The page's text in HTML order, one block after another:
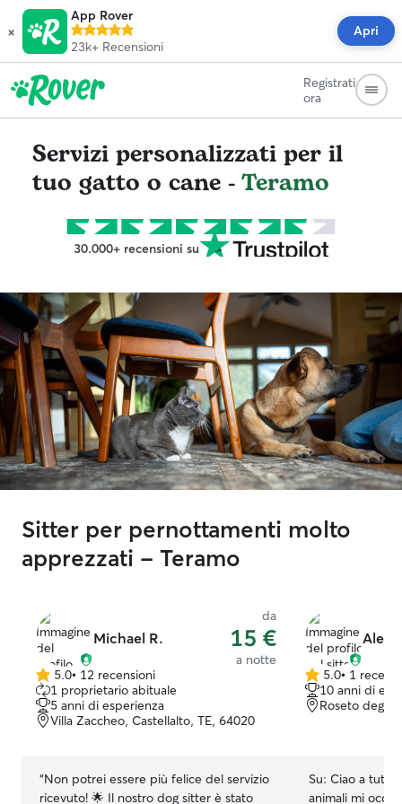
×
App Rover
23k+ Recensioni
Apri
Registrati
ora
Servizi personalizzati per il
tuo gatto o cane -Teramo
30.000+ recensioni su
Sitter per pernottamenti molto
apprezzati - Teramo
Michael R.
da
15 €
a notte
5.0
su
5
stelle
5.0• 12 recensioni
1 proprietario abituale
5 anni di esperienza
Villa Zaccheo, Castellalto, TE, 64020
“Non potrei essere più felice del servizio
ricevuto! 🌟 Il nostro dog sitter è stato
5.0
su
5
5.0• 1
10 anni di
Roseto degli
Su: Ciao a tutti
animali mi